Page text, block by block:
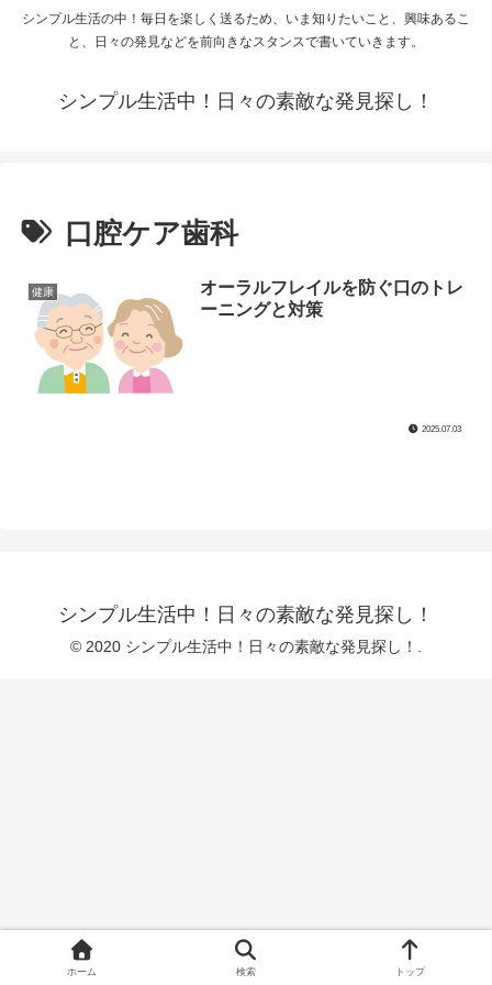
シンプル生活の中！毎日を楽しく送るため、いま知りたいこと、興味あるこ
と、日々の発見などを前向きなスタンスで書いていきます。
シンプル生活中！日々の素敵な発見探し！
口腔ケア歯科
健康
オーラルフレイルを防ぐ口のトレ
ーニングと対策
2025.07.03
シンプル生活中！日々の素敵な発見探し！
© 2020 シンプル生活中！日々の素敵な発見探し！.
ホーム 検索 トップ